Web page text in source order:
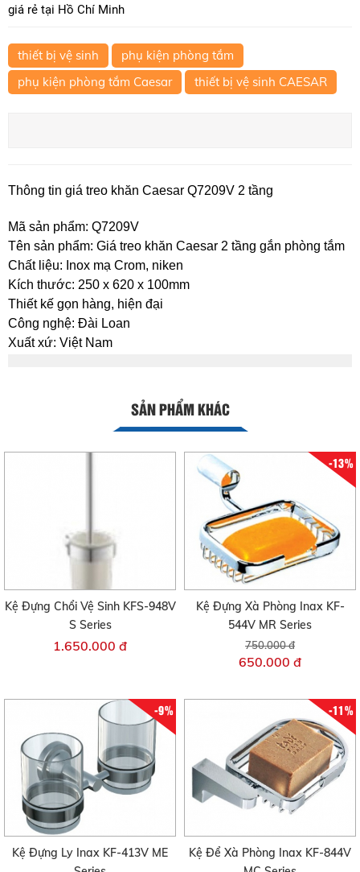
giá rẻ tại Hồ Chí Minh
thiết bị vệ sinh
phụ kiện phòng tắm
phụ kiện phòng tắm Caesar
thiết bị vệ sinh CAESAR
Thông tin giá treo khăn Caesar Q7209V 2 tầng
Mã sản phẩm: Q7209V
Tên sản phẩm: Giá treo khăn Caesar 2 tầng gắn phòng tắm
Chất liệu: Inox mạ Crom, niken
Kích thước: 250 x 620 x 100mm
Thiết kế gọn hàng, hiện đại
Công nghệ: Đài Loan
Xuất xứ: Việt Nam
SẢN PHẨM KHÁC
Kệ Đựng Chổi Vệ Sinh KFS-948V
S Series
1.650.000 đ
-13%
Kệ Đựng Xà Phòng Inax KF-
544V MR Series
750.000 đ
650.000 đ
-9%
Kệ Đựng Ly Inax KF-413V ME
-11%
Kệ Để Xà Phòng Inax KF-844V